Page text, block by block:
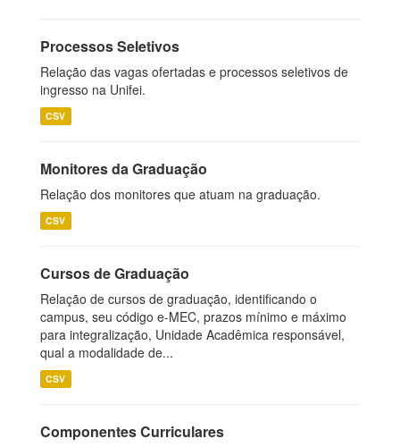
Processos Seletivos
Relação das vagas ofertadas e processos seletivos de
ingresso na Unifei.
CSV
Monitores da Graduação
Relação dos monitores que atuam na graduação.
CSV
Cursos de Graduação
Relação de cursos de graduação, identificando o
campus, seu código e-MEC, prazos mínimo e máximo
para integralização, Unidade Acadêmica responsável,
qual a modalidade de...
CSV
Componentes Curriculares